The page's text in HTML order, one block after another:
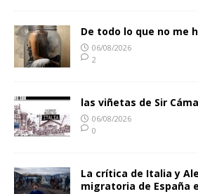
De todo lo que no me
06/08/2026
2
las viñetas de Sir
06/08/2026
0
La crítica de Italia y
migratoria de España